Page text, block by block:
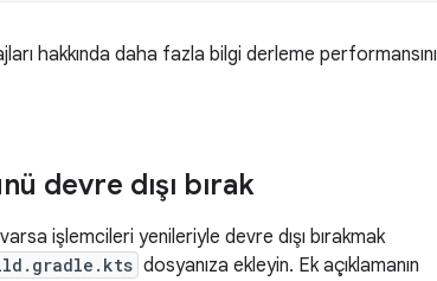
hakkında daha fazla bilgi derleme performansını
devre dışı bırak
işlemcileri yenileriyle devre dışı bırakmak
dosyanıza ekleyin. Ek açıklamanın